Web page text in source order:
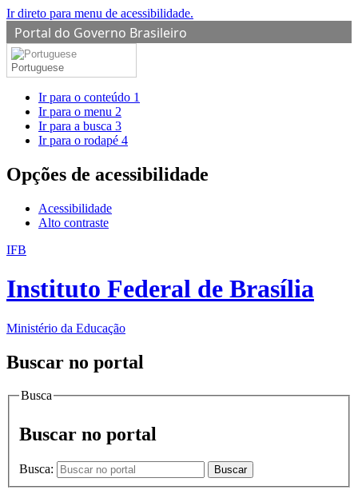
Ir direto para menu de acessibilidade.
Portal do Governo Brasileiro
Portuguese
Ir para o conteúdo 1
Ir para o menu 2
Ir para a busca 3
Ir para o rodapé 4
Opções de acessibilidade
Acessibilidade
Alto contraste
IFB
Instituto Federal de Brasília
Ministério da Educação
Buscar no portal
Busca
Buscar no portal
Busca: Buscar